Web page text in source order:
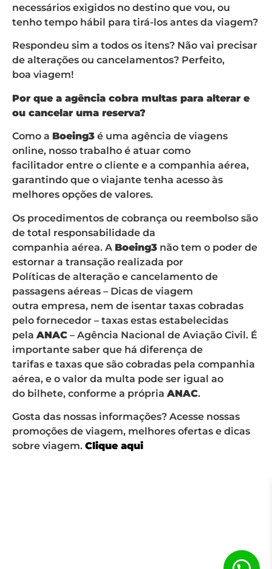
necessários exigidos no destino que vou, ou
tenho tempo hábil para tirá-los antes da viagem?
Respondeu sim a todos os itens? Não vai precisar
de alterações ou cancelamentos? Perfeito,
boa viagem!
Por que a agência cobra multas para alterar e
ou cancelar uma reserva?
Como a Boeing3 é uma agência de viagens
online, nosso trabalho é atuar como
facilitador entre o cliente e a companhia aérea,
garantindo que o viajante tenha acesso às
melhores opções de valores.
Os procedimentos de cobrança ou reembolso são
de total responsabilidade da
companhia aérea. A Boeing3 não tem o poder de
estornar a transação realizada por
Políticas de alteração e cancelamento de
passagens aéreas – Dicas de viagem
outra empresa, nem de isentar taxas cobradas
pelo fornecedor – taxas estas estabelecidas
pela ANAC – Agência Nacional de Aviação Civil. É
importante saber que há diferença de
tarifas e taxas que são cobradas pela companhia
aérea, e o valor da multa pode ser igual ao
do bilhete, conforme a própria ANAC.
Gosta das nossas informações? Acesse nossas
promoções de viagem, melhores ofertas e dicas
sobre viagem. Clique aqui